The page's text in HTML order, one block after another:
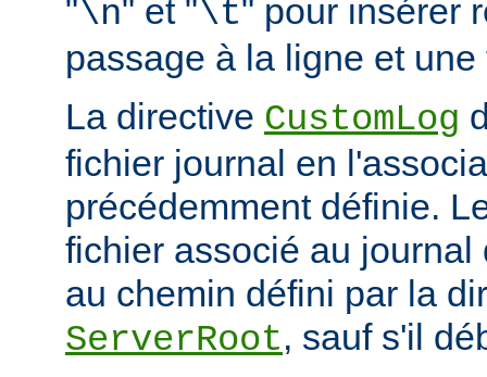
"\n" et "\t" pour insérer
passage à la ligne et
La directive CustomLog
fichier journal en
précédemment définie.
fichier associé au journal
au chemin défini par la
ServerRoot, sauf s'il